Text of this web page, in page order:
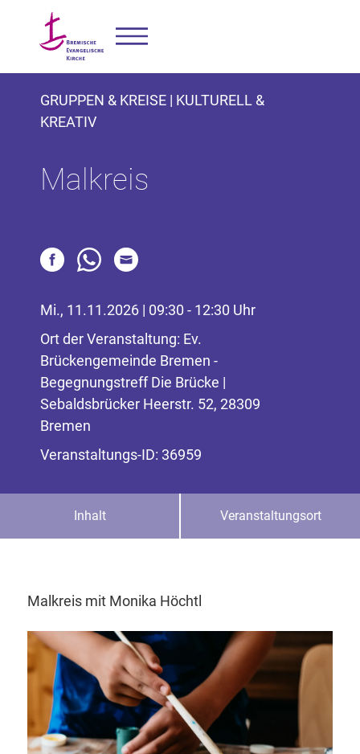
GRUPPEN & KREISE | KULTURELL &
KREATIV
Malkreis
Mi., 11.11.2026 | 09:30 - 12:30 Uhr
Ort der Veranstaltung: Ev.
Brückengemeinde Bremen -
Begegnungstreff Die Brücke |
Sebaldsbrücker Heerstr. 52, 28309
Bremen
Veranstaltungs-ID: 36959
Inhalt Veranstaltungsort
Malkreis mit Monika Höchtl